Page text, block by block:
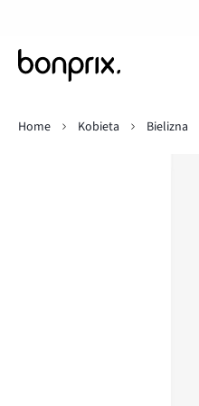
Home
Kobieta Bielizna